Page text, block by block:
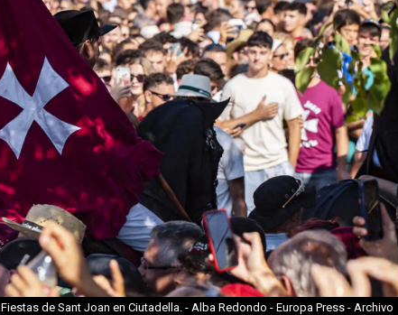
Fiestas de Sant Joan en Ciutadella. - Alba Redondo - Europa Press - Archivo